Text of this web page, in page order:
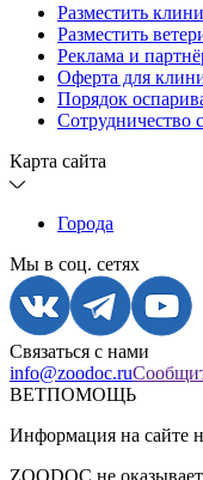
Разместить
Разместить
Реклама и
Оферта для
Порядок
Сотрудничество
Карта сайта
Города
Мы в соц. сетях
Связаться с нами
info@zoodoc.ru
ВЕТПОМОЩЬ
Информация на сайте
ZOODOC не